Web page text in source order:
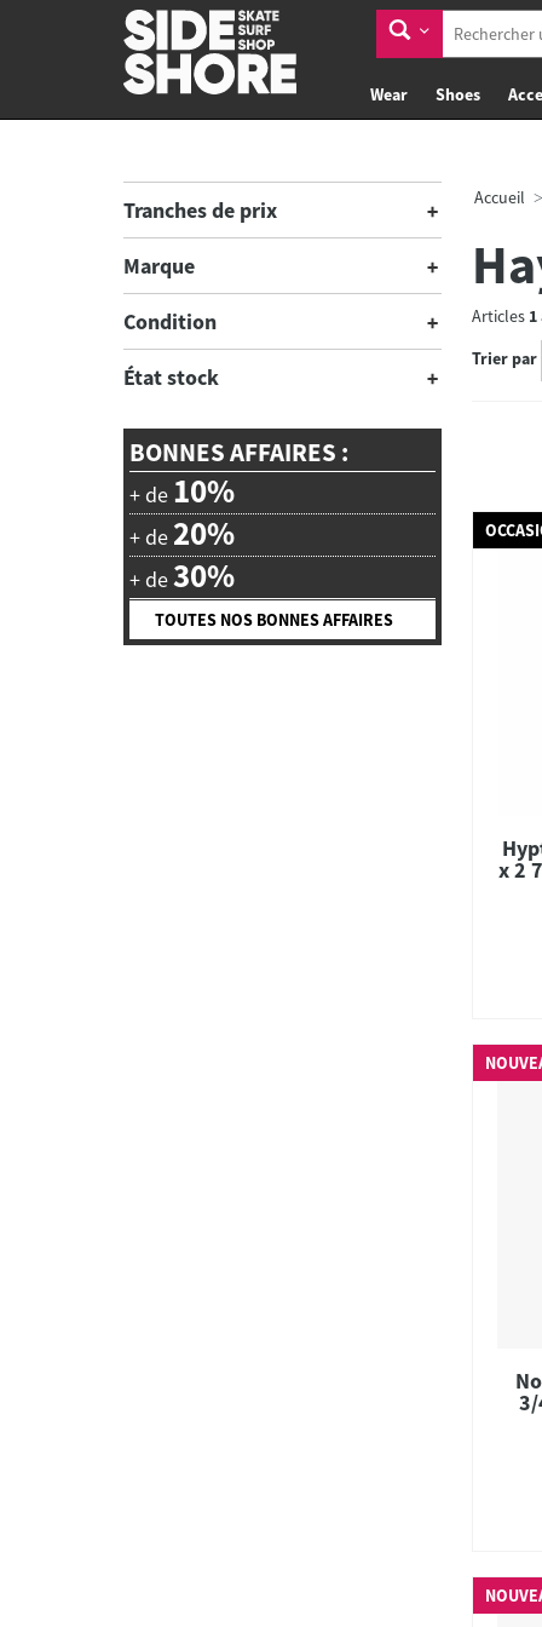
Wear Shoes
Tranches de prix
Marque
Condition
État stock
BONNES AFFAIRES :
+ de 10%
+ de 20%
+ de30%
TOUTES NOS BONNES AFFAIRES
Accueil
Articles 1
Trier par
x 2